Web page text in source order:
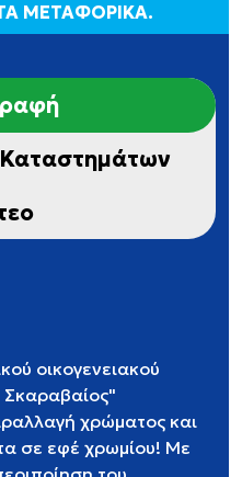
ΜΕΤΑΦΟΡΙΚΑ.
οικογενειακού
Σκαραβαίος"
χρώματος και
σε εφέ χρωμίου! Με